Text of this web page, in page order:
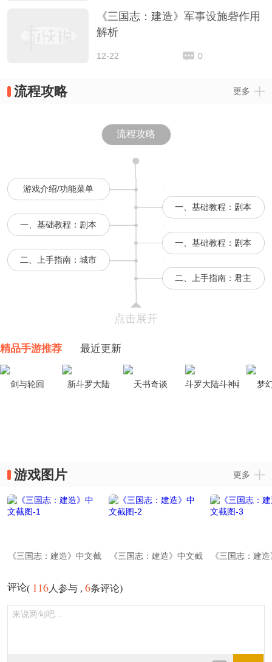
《三国志：建造》军事设施砦作用
解析
12-22 0
流程攻略 更多
流程攻略
游戏介绍/功能菜单
一、基础教程：剧本
一、基础教程：剧本
一、基础教程：剧本
二、上手指南：城市
二、上手指南：君主
点击展开
精品手游推荐 最近更新
剑与轮回 新斗罗大陆 天书奇谈 斗罗大陆斗神再临 梦
游戏图片 更多
《三国志：建造》中文截
《三国志：建造》中文截
《三国志：建
评论( 116人参与 , 6条评论)